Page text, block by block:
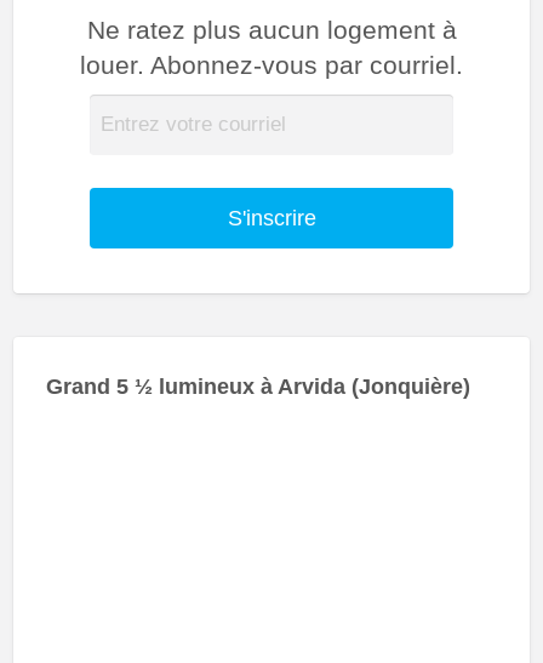
Ne ratez plus aucun logement à
louer. Abonnez-vous par courriel.
S'inscrire
Grand 5 ½ lumineux à Arvida (Jonquière)